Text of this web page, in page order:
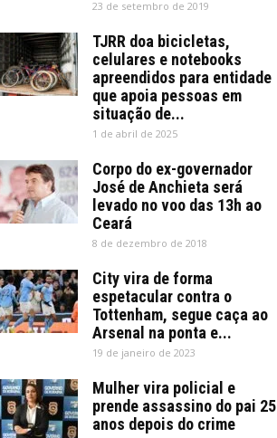
23 de setembro de 2019
TJRR doa bicicletas,
celulares e notebooks
apreendidos para entidade
que apoia pessoas em
situação de...
1 de abril de 2025
Corpo do ex-governador
José de Anchieta será
levado no voo das 13h ao
Ceará
8 de dezembro de 2018
City vira de forma
espetacular contra o
Tottenham, segue caça ao
Arsenal na ponta e...
19 de janeiro de 2023
Mulher vira policial e
prende assassino do pai 25
anos depois do crime